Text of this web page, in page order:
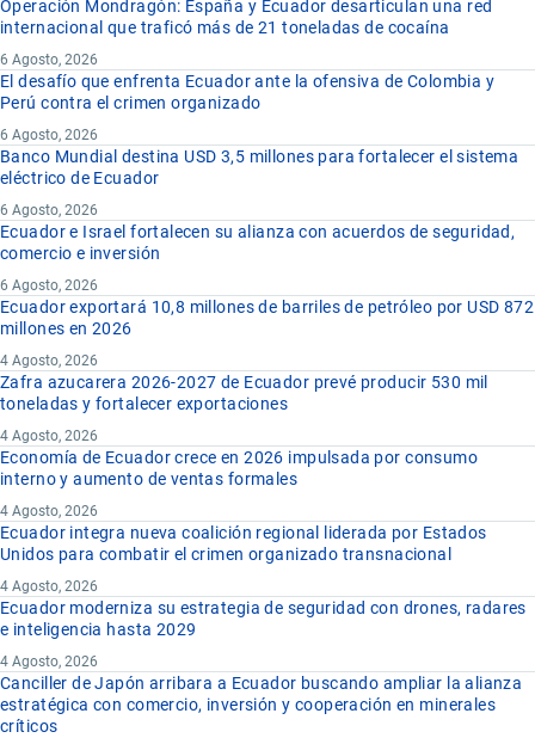
Operación Mondragón: España y Ecuador desarticulan una red
internacional que traficó más de 21 toneladas de cocaína
6 Agosto, 2026
El desafío que enfrenta Ecuador ante la ofensiva de Colombia y
Perú contra el crimen organizado
6 Agosto, 2026
Banco Mundial destina USD 3,5 millones para fortalecer el sistema
eléctrico de Ecuador
6 Agosto, 2026
Ecuador e Israel fortalecen su alianza con acuerdos de seguridad,
comercio e inversión
6 Agosto, 2026
Ecuador exportará 10,8 millones de barriles de petróleo por USD 872
millones en 2026
4 Agosto, 2026
Zafra azucarera 2026-2027 de Ecuador prevé producir 530 mil
toneladas y fortalecer exportaciones
4 Agosto, 2026
Economía de Ecuador crece en 2026 impulsada por consumo
interno y aumento de ventas formales
4 Agosto, 2026
Ecuador integra nueva coalición regional liderada por Estados
Unidos para combatir el crimen organizado transnacional
4 Agosto, 2026
Ecuador moderniza su estrategia de seguridad con drones, radares
e inteligencia hasta 2029
4 Agosto, 2026
Canciller de Japón arribara a Ecuador buscando ampliar la alianza
estratégica con comercio, inversión y cooperación en minerales
críticos